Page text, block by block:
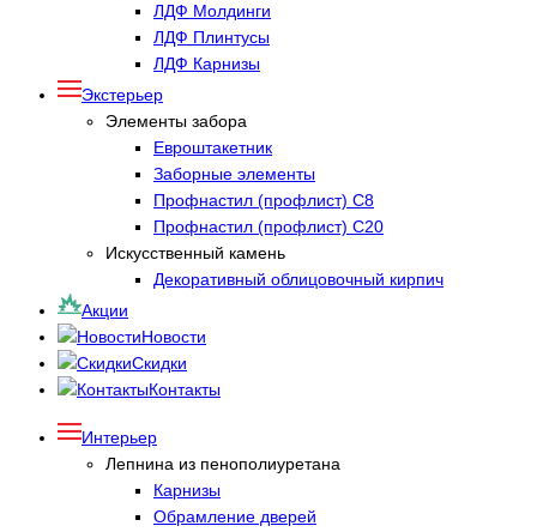
ЛДФ Молдинги
ЛДФ Плинтусы
ЛДФ Карнизы
Экстерьер
Элементы забора
Евроштакетник
Заборные элементы
Профнастил (профлист) С8
Профнастил (профлист) С20
Искусственный камень
Декоративный облицовочный кирпич
Акции
Новости
Скидки
Контакты
Интерьер
Лепнина из пенополиуретана
Карнизы
Обрамление дверей